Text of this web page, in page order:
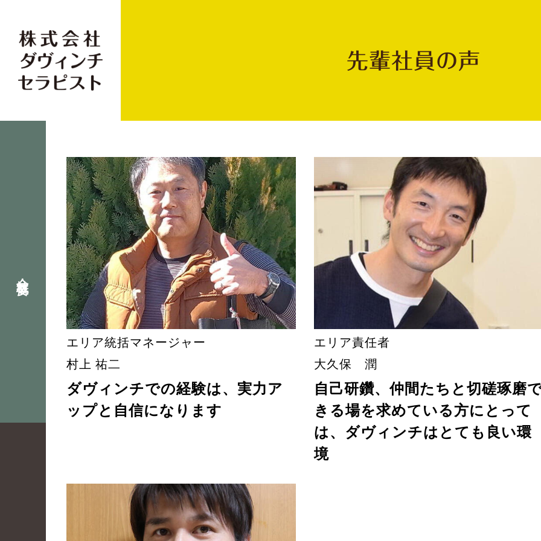
先輩社員の声
エリア統括マネージャー
村上 祐二
ダヴィンチでの経験は、実力ア
ップと自信になります
エリア責任者
大久保 潤
自己研鑽、仲間たちと切磋琢磨
きる場を求めている方にとって
は、ダヴィンチはとても良い環
境